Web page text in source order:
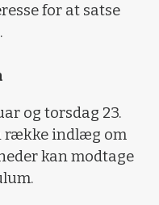
for at satse
og torsdag 23.
række indlæg om
kan modtage